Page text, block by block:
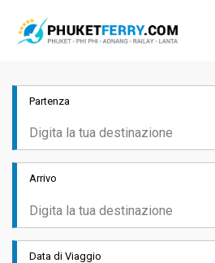
Partenza
Arrivo
Data di Viaggio